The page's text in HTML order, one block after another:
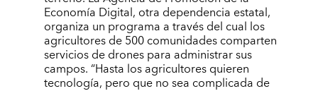
Economía Digital, otra dependencia estatal,
organiza un programa a través del cual los
agricultores de 500 comunidades comparten
servicios de drones para administrar sus
campos. “Hasta los agricultores quieren
tecnología, pero que no sea complicada de